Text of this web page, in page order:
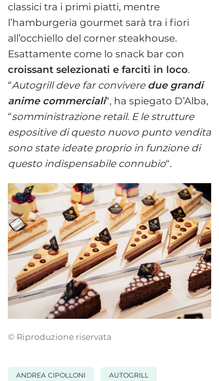
classici tra i primi piatti, mentre
l’hamburgeria gourmet sarà tra i fiori
all’occhiello del corner steakhouse.
Esattamente come lo snack bar con
croissant selezionati e farciti in loco.
“Autogrill deve far convivere due grandi
anime commerciali“, ha spiegato D’Alba,
“somministrazione retail. E le strutture
espositive di questo nuovo punto vendita
sono state ideate proprio in funzione di
questo indispensabile connubio“.
© Riproduzione riservata
ANDREA CIPOLLONI AUTOGRILL